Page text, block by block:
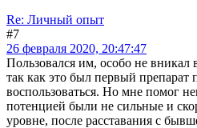
Re: Личный опыт
#7
26 февраля 2020, 20:47:47
Пользовался им, особо не вникал
так как это был первый
воспользоваться. Но мне помог
потенцией были не сильные и
уровне, после расставания с